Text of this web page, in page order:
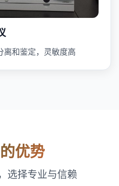
离和鉴定，灵敏度高
优势
选择专业与信赖